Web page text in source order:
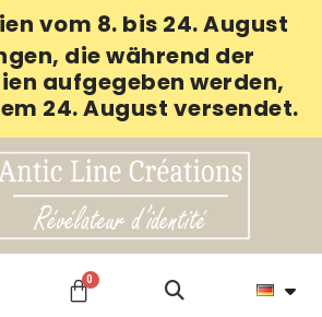
vom 8. bis 24. August
die während der
aufgegeben werden,
24. August versendet.